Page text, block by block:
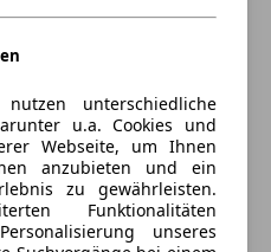
unterschiedliche
u.a. Cookies und
Webseite, um Ihnen
anzubieten und ein
zu gewährleisten.
Funktionalitäten
unseres